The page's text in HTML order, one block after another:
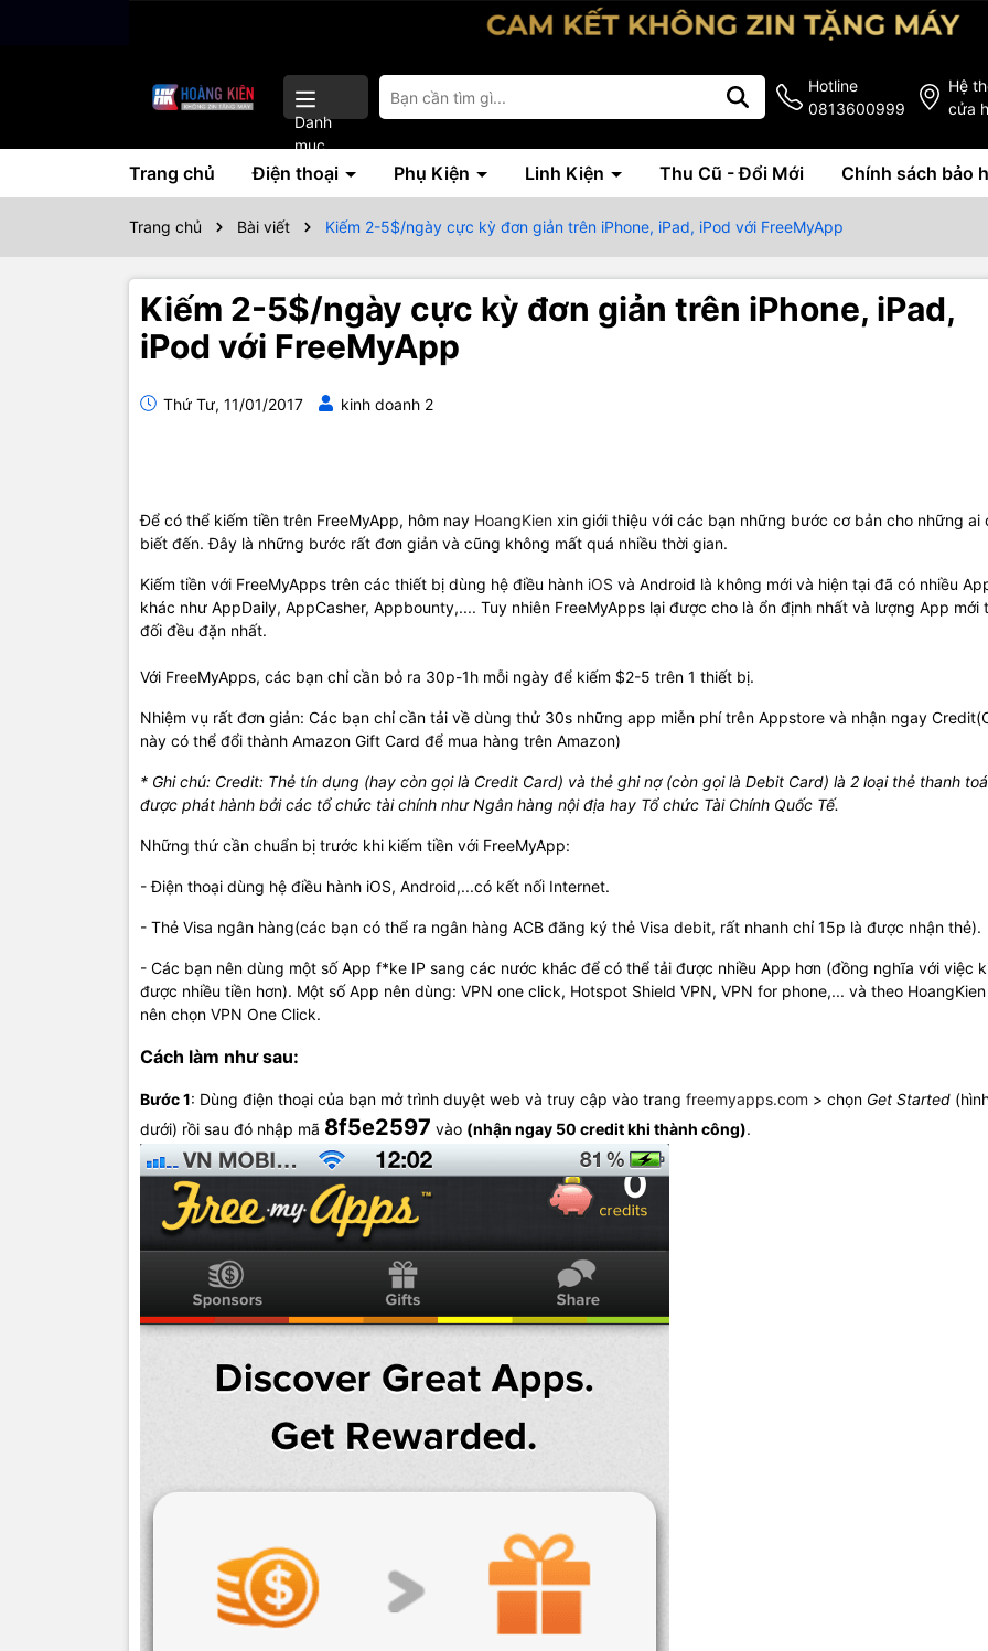
Danh
mục
Hotline
0813600999
Hệ
cửa
Trang chủ Điện thoại Phụ Kiện Linh Kiện Thu Cũ - Đổi Mới Chính sách bảo
Trang chủ Bài viết Kiếm 2-5$/ngày cực kỳ đơn giản trên iPhone, iPad, iPod với FreeMyApp
Kiếm 2-5$/ngày cực kỳ đơn giản trên iPhone, iPad,
iPod với FreeMyApp
Thứ Tư, 11/01/2017 kinh doanh 2
Để có thể kiếm tiền trên FreeMyApp, hôm nay HoangKien xin giới thiệu với các bạn những bước cơ bản cho những ai
biết đến. Đây là những bước rất đơn giản và cũng không mất quá nhiều thời gian.
Kiếm tiền với FreeMyApps trên các thiết bị dùng hệ điều hành iOS và Android là không mới và hiện tại đã có nhiều
khác như AppDaily, AppCasher, Appbounty,.... Tuy nhiên FreeMyApps lại được cho là ổn định nhất và lượng App mới
đối đều đặn nhất.
Với FreeMyApps, các bạn chỉ cần bỏ ra 30p-1h mỗi ngày để kiếm $2-5 trên 1 thiết bị.
Nhiệm vụ rất đơn giản: Các bạn chỉ cần tải về dùng thử 30s những app miễn phí trên Appstore và nhận ngay
này có thể đổi thành Amazon Gift Card để mua hàng trên Amazon)
* Ghi chú: Credit: Thẻ tín dụng (hay còn gọi là Credit Card) và thẻ ghi nợ (còn gọi là Debit Card) là 2 loại thẻ thanh
được phát hành bởi các tổ chức tài chính như Ngân hàng nội địa hay Tổ chức Tài Chính Quốc Tế.
Những thứ cần chuẩn bị trước khi kiếm tiền với FreeMyApp:
- Điện thoại dùng hệ điều hành iOS, Android,...có kết nối Internet.
- Thẻ Visa ngân hàng(các bạn có thể ra ngân hàng ACB đăng ký thẻ Visa debit, rất nhanh chỉ 15p là được nhận thẻ).
- Các bạn nên dùng một số App f*ke IP sang các nước khác để có thể tải được nhiều App hơn (đồng nghĩa với việc
được nhiều tiền hơn). Một số App nên dùng: VPN one click, Hotspot Shield VPN, VPN for phone,... và theo
nên chọn VPN One Click.
Cách làm như sau:
Bước 1: Dùng điện thoại của bạn mở trình duyệt web và truy cập vào trang freemyapps.com > chọn Get Started
dưới) rồi sau đó nhập mã 8f5e2597 vào (nhận ngay 50 credit khi thành công).